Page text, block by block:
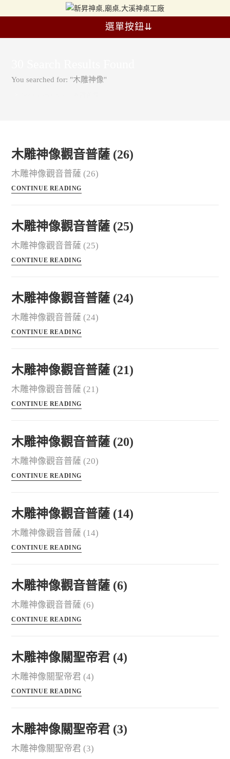
選單按鈕⇊
You searched for: "木雕神像"
木雕神像觀音普薩 (26)
木雕神像觀音普薩 (26)
CONTINUE READING
木雕神像觀音普薩 (25)
木雕神像觀音普薩 (25)
CONTINUE READING
木雕神像觀音普薩 (24)
木雕神像觀音普薩 (24)
CONTINUE READING
木雕神像觀音普薩 (21)
木雕神像觀音普薩 (21)
CONTINUE READING
木雕神像觀音普薩 (20)
木雕神像觀音普薩 (20)
CONTINUE READING
木雕神像觀音普薩 (14)
木雕神像觀音普薩 (14)
CONTINUE READING
木雕神像觀音普薩 (6)
木雕神像觀音普薩 (6)
CONTINUE READING
木雕神像關聖帝君 (4)
木雕神像關聖帝君 (4)
CONTINUE READING
木雕神像關聖帝君 (3)
木雕神像關聖帝君 (3)